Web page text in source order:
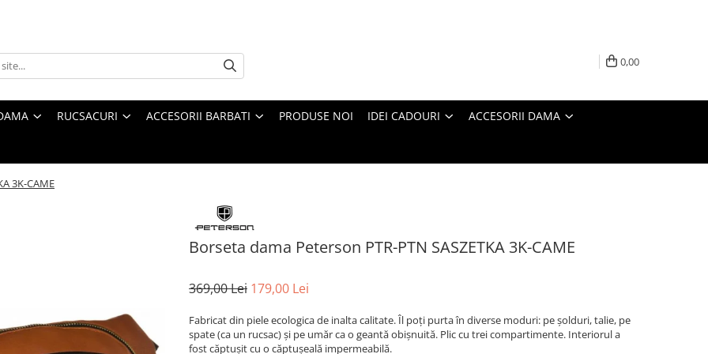
0,00
RUCSACURI ACCESORII BARBATI PRODUSE NOI IDEI CADOURI ACCESORII DAMA
3K-CAME
Borseta dama Peterson PTR-PTN SASZETKA 3K-CAME
369,00 Lei 179,00 Lei
Fabricat din piele ecologica de inalta calitate. Îl poți purta în diverse moduri: pe șolduri, talie, pe
spate (ca un rucsac) și pe umăr ca o geantă obișnuită. Plic cu trei compartimente. Interiorul a
fost căptușit cu o căptușeală impermeabilă.